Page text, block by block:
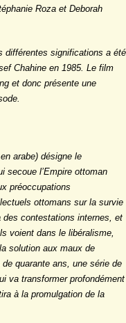
Roza et Deborah
différentes significations a été
Chahine en 1985. Le film
et donc présente une
arabe) désigne le
secoue l’Empire ottoman
préoccupations
ottomans sur la survie
des contestations internes, et
voient dans le libéralisme,
solution aux maux de
quarante ans, une série de
va transformer profondément
à la promulgation de la